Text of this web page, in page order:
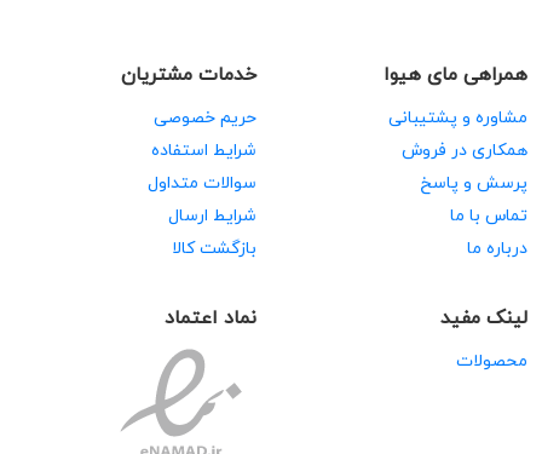
همراهی مای هیوا
مشاوره و پشتیبانی
همکاری در فروش
پرسش و پاسخ
تماس با ما
درباره ما
خدمات مشتریان
حریم خصوصی
شرایط استفاده
سوالات متداول
شرایط ارسال
بازگشت کالا
لینک مفید
محصولات
نماد اعتماد